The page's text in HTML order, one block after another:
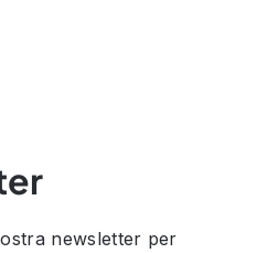
newsletter per